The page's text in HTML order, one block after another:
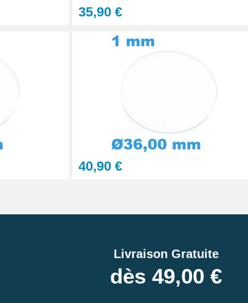
35,90 €
40,90 €
Livraison Gratuite
dès 49,00 €